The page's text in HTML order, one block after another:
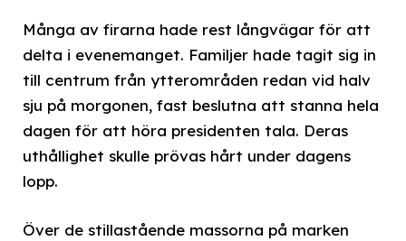
Många av firarna hade rest långvägar för att
delta i evenemanget. Familjer hade tagit sig in
till centrum från ytterområden redan vid halv
sju på morgonen, fast beslutna att stanna hela
dagen för att höra presidenten tala. Deras
uthållighet skulle prövas hårt under dagens
lopp.
Över de stillastående massorna på marken